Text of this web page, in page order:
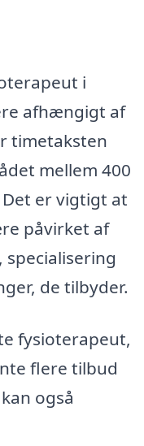
i
afhængigt af
timetaksten
mellem 400
er vigtigt at
påvirket af
de tilbyder.
fysioterapeut,
flere tilbud
også